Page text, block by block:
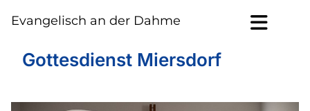
Evangelisch an der Dahme
Gottesdienst Miersdorf